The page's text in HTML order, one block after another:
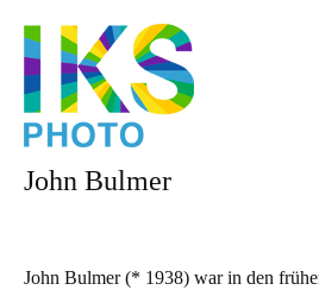
John Bulmer
John Bulmer (* 1938) war in den